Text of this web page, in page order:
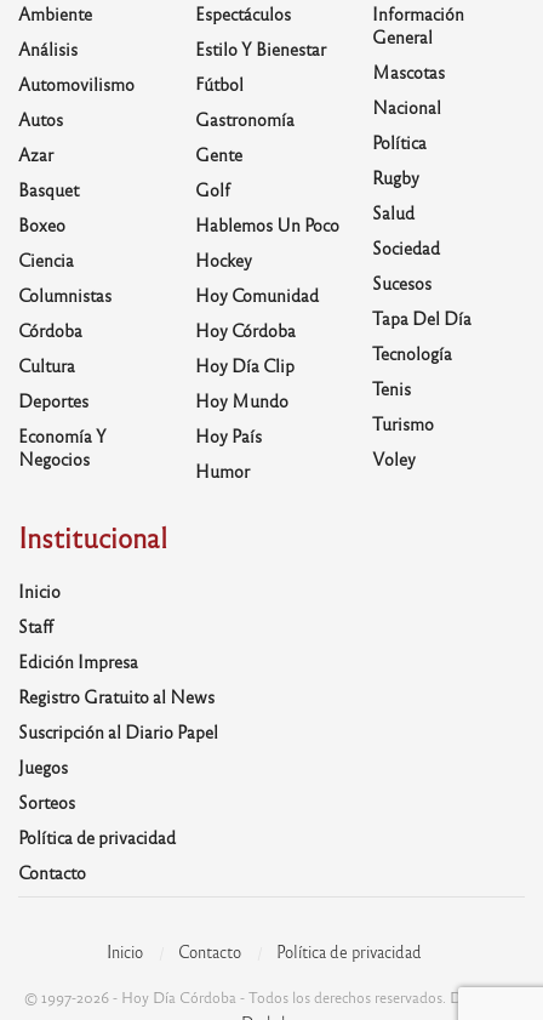
Ambiente
Análisis
Automovilismo
Autos
Azar
Basquet
Boxeo
Ciencia
Columnistas
Córdoba
Cultura
Deportes
Economía Y
Negocios
Espectáculos
Estilo Y Bienestar
Fútbol
Gastronomía
Gente
Golf
Hablemos Un Poco
Hockey
Hoy Comunidad
Hoy Córdoba
Hoy Día Clip
Hoy Mundo
Hoy País
Humor
Información
General
Mascotas
Nacional
Política
Rugby
Salud
Sociedad
Sucesos
Tapa Del Día
Tecnología
Tenis
Turismo
Voley
Institucional
Inicio
Staff
Edición Impresa
Registro Gratuito al News
Suscripción al Diario Papel
Juegos
Sorteos
Política de privacidad
Contacto
Inicio Contacto Política de privacidad
© 1997-2026 - Hoy Día Córdoba - Todos los derechos reservados. Desarrolla: